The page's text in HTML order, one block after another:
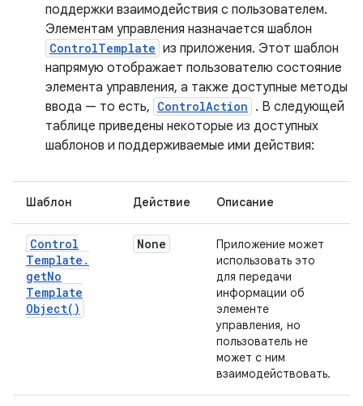
поддержки взаимодействия с пользователем.
Элементам управления назначается шаблон
ControlTemplate из приложения. Этот шаблон
напрямую отображает пользователю состояние
элемента управления, а также доступные методы
ввода — то есть, ControlAction . В следующей
таблице приведены некоторые из доступных
шаблонов и поддерживаемые ими действия:
Шаблон Действие Описание
Control
Template .
getNo
Template
Object( )
None
Приложение может
использовать это
для передачи
информации об
элементе
управления, но
пользователь не
может с ним
взаимодействовать.